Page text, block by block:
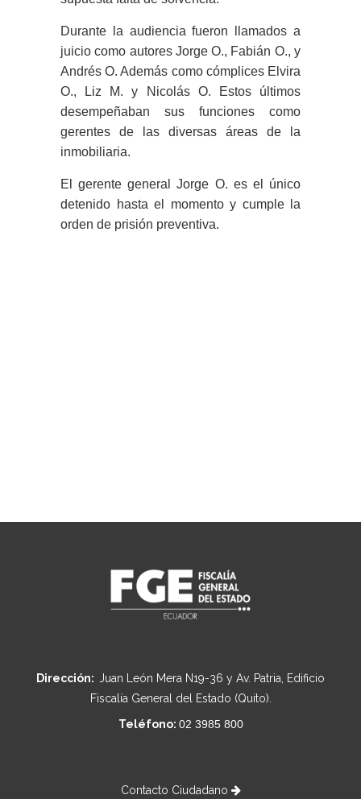
Durante la audiencia fueron llamados a
juicio como autores Jorge O., Fabián O., y
Andrés O. Además como cómplices Elvira
O., Liz M. y Nicolás O. Estos últimos
desempeñaban sus funciones como
gerentes de las diversas áreas de la
inmobiliaria.
El gerente general Jorge O. es el único
detenido hasta el momento y cumple la
orden de prisión preventiva.
Dirección: Juan León Mera N19-36 y Av. Patria, Edificio
Fiscalía General del Estado (Quito).
Teléfono: 02 3985 800
Contacto Ciudadano